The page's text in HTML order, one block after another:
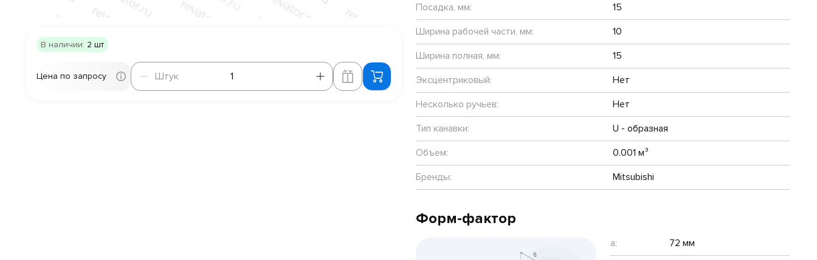
В наличии: 2 шт
Цена по запросу
Штук
Штук
Посадка, мм:
15
Ширина рабочей части, мм:
10
Ширина полная, мм:
15
Эксцентриковый:
Нет
Несколько ручьев:
Нет
Тип канавки:
U - образная
Объем:
0.001 м³
Бренды:
Mitsubishi
Форм-фактор
a:
72 мм